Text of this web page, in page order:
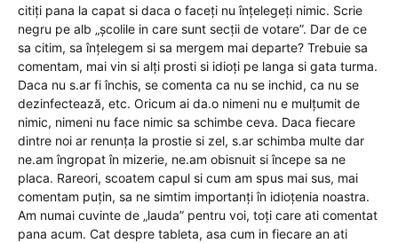
citiți pana la capat si daca o faceți nu înțelegeți nimic. Scrie
negru pe alb „școlile in care sunt secții de votare”. Dar de ce
sa citim, sa înțelegem si sa mergem mai departe? Trebuie sa
comentam, mai vin si alți prosti si idioți pe langa si gata turma.
Daca nu s.ar fi închis, se comenta ca nu se inchid, ca nu se
dezinfectează, etc. Oricum ai da.o nimeni nu e mulțumit de
nimic, nimeni nu face nimic sa schimbe ceva. Daca fiecare
dintre noi ar renunța la prostie si zel, s.ar schimba multe dar
ne.am îngropat în mizerie, ne.am obisnuit si începe sa ne
placa. Rareori, scoatem capul si cum am spus mai sus, mai
comentam puțin, sa ne simtim importanți în idioțenia noastra.
Am numai cuvinte de „lauda” pentru voi, toți care ati comentat
pana acum. Cat despre tableta, asa cum in fiecare an ati